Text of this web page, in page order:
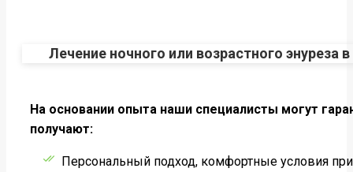
Лечение ночного или возрастного
На основании опыта наши специалисты могут
получают:
Персональный подход, комфортные условия